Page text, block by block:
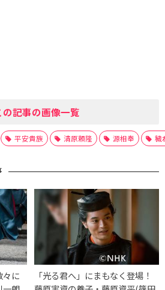
の記事の画像一覧
平安貴族 清原頼隆 源相奉 穢
々に
「光る君へ」にまもなく登場！